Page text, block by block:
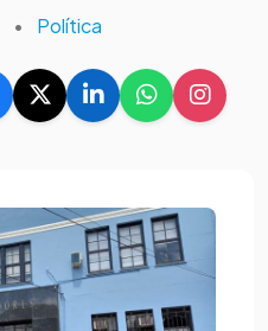
• Política